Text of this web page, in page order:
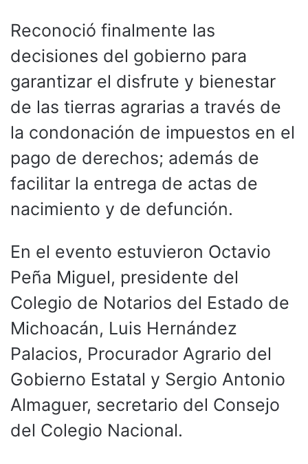
Reconoció finalmente las
decisiones del gobierno para
garantizar el disfrute y bienestar
de las tierras agrarias a través de
la condonación de impuestos en el
pago de derechos; además de
facilitar la entrega de actas de
nacimiento y de defunción.
En el evento estuvieron Octavio
Peña Miguel, presidente del
Colegio de Notarios del Estado de
Michoacán, Luis Hernández
Palacios, Procurador Agrario del
Gobierno Estatal y Sergio Antonio
Almaguer, secretario del Consejo
del Colegio Nacional.